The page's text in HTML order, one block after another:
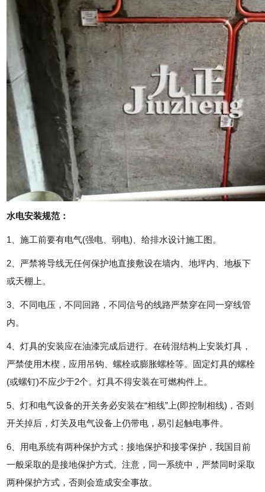
水电安装规范：
1、施工前要有电气(强电、弱电)、给排水设计施工图。
2、严禁将导线无任何保护地直接敷设在墙内、地坪内、地板下
或天棚上。
3、不同电压，不同回路，不同信号的线路严禁穿在同一穿线管
内。
4、灯具的安装应在油漆完成后进行。在砖混结构上安装灯具，
严禁使用木楔，应用吊钩、螺栓或膨胀螺栓等。固定灯具的螺栓
(或螺钉)不应少于2个。灯具不得安装在可燃构件上。
5、灯和电气设备的开关务必安装在“相线”上(即控制相线)，否则
开关掉后，灯关及电气设备上仍带电，易引起触电事件。
6、用电系统有两种保护方式：接地保护和接零保护，我国目前
一般采取的是接地保护方式。注意，同一系统中，严禁同时采取
两种保护方式，否则会造成安全事故。